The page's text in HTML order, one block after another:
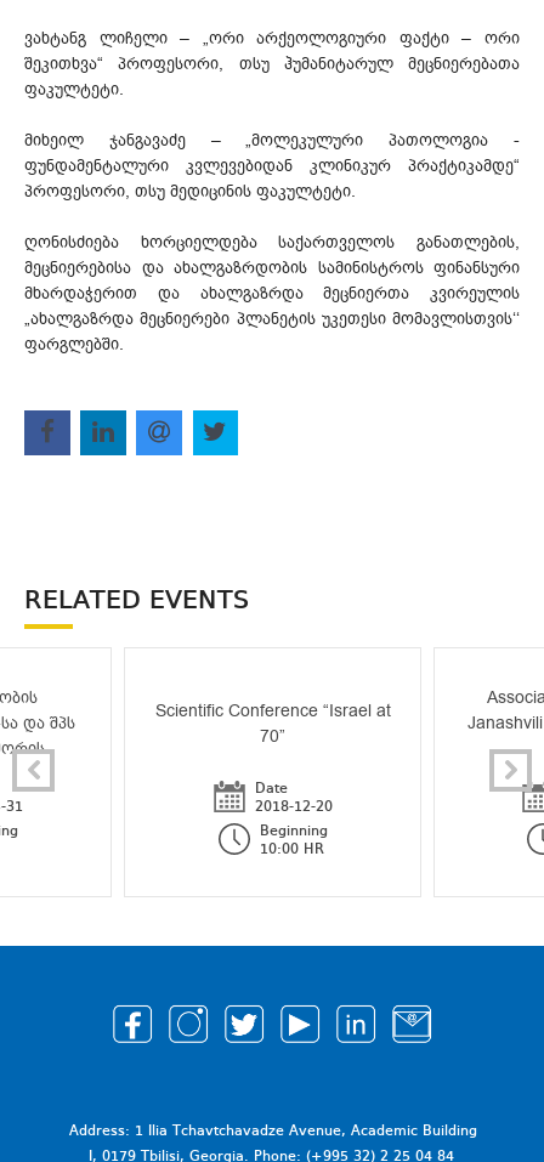
ვახტანგ ლიჩელი – „ორი არქეოლოგიური ფაქტი – ორი
შეკითხვა“ პროფესორი, თსუ ჰუმანიტარულ მეცნიერებათა
ფაკულტეტი.
მიხეილ ჯანგავაძე – „მოლეკულური პათოლოგია -
ფუნდამენტალური კვლევებიდან კლინიკურ პრაქტიკამდე“
პროფესორი, თსუ მედიცინის ფაკულტეტი.
ღონისძიება ხორციელდება საქართველოს განათლების,
მეცნიერებისა და ახალგაზრდობის სამინისტროს ფინანსური
მხარდაჭერით და ახალგაზრდა მეცნიერთა კვირეულის
„ახალგაზრდა მეცნიერები პლანეტის უკეთესი მომავლისთვის‘‘
ფარგლებში.
RELATED EVENTS
და შპს
31
Scientific Conference “Israel at
70”
Date
2018-12-20
Beginning
10:00 HR
Address: 1 Ilia Tchavtchavadze Avenue, Academic Building
I, 0179 Tbilisi, Georgia. Phone: (+995 32) 2 25 04 84